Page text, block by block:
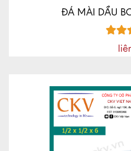
ĐÁ MÀI DẦU